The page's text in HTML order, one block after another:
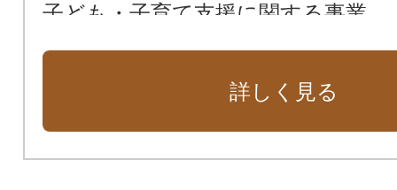
子ども・子育て支援に関する事業
学校教育環境の向上に関する事業
スポーツの振興に関する事業
ダッペエに関する事業
詳しく見る